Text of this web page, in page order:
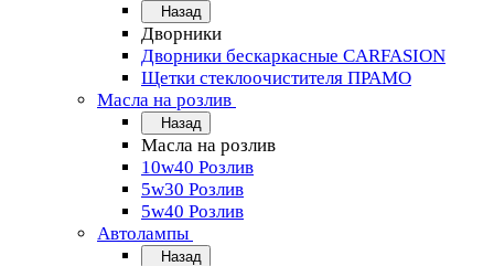
Назад
Дворники
Дворники бескаркасные CARFASION
Щетки стеклоочистителя ПРАМО
Масла на розлив
Назад
Масла на розлив
10w40 Розлив
5w30 Розлив
5w40 Розлив
Автолампы
Назад